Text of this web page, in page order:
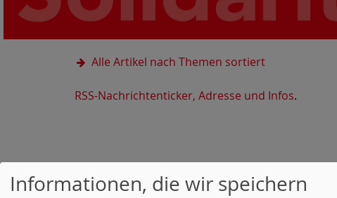
Alle Artikel nach Themen sortiert
RSS-Nachrichtenticker, Adresse und Infos.
Informationen, die wir speichern